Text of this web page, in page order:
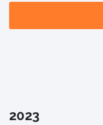
2023